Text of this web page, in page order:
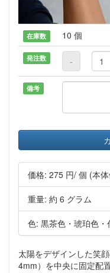
在庫数 10 個
発注数 -
備考
価格: 275 円/ 個 (本
重量: 約 6 グラム
色: 黒茶色・琥珀色
太陽をデザインした笑
4mm）を中央に固定配